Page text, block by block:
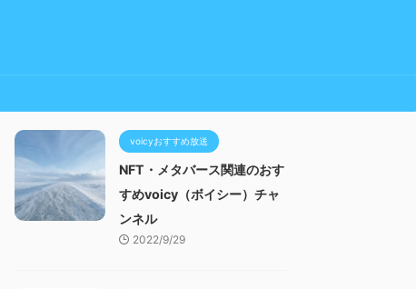
voicyおすすめ放送
NFT・メタバース関連のおす
すめvoicy（ボイシー）チャ
ンネル
2022/9/29